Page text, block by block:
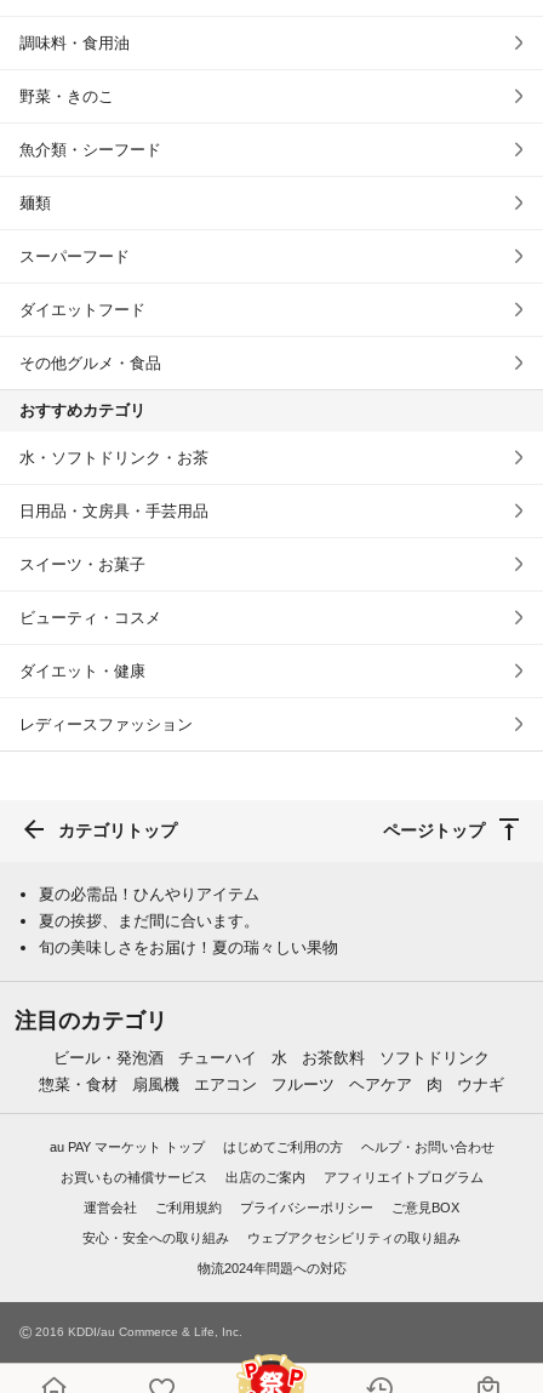
調味料・食用油
野菜・きのこ
魚介類・シーフード
麺類
スーパーフード
ダイエットフード
その他グルメ・食品
おすすめカテゴリ
水・ソフトドリンク・お茶
日用品・文房具・手芸用品
スイーツ・お菓子
ビューティ・コスメ
ダイエット・健康
レディースファッション
カテゴリトップ ページトップ
夏の必需品！ひんやりアイテム
夏の挨拶、まだ間に合います。
旬の美味しさをお届け！夏の瑞々しい果物
注目のカテゴリ
ビール・発泡酒 チューハイ 水 お茶飲料
ソフトドリンク
惣菜・食材
扇風機 エアコン フルーツ ヘアケア 肉 ウナギ
au PAY マーケット トップ はじめてご利用の方 ヘルプ・お問い合わせ
お買いもの補償サービス 出店のご案内 アフィリエイトプログラム
運営会社 ご利用規約 プライバシーポリシー ご意見BOX
安心・安全への取り組み ウェブアクセシビリティの取り組み
物流2024年問題への対応
© 2016 KDDI/au Commerce & Life, Inc.